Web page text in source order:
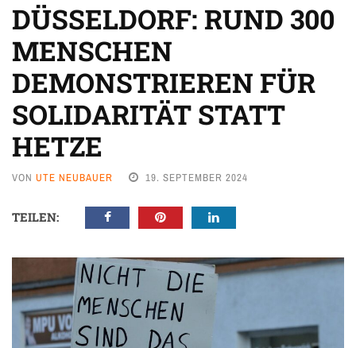
DÜSSELDORF: RUND 300
MENSCHEN
DEMONSTRIEREN FÜR
SOLIDARITÄT STATT
HETZE
VON UTE NEUBAUER 19. SEPTEMBER 2024
TEILEN: